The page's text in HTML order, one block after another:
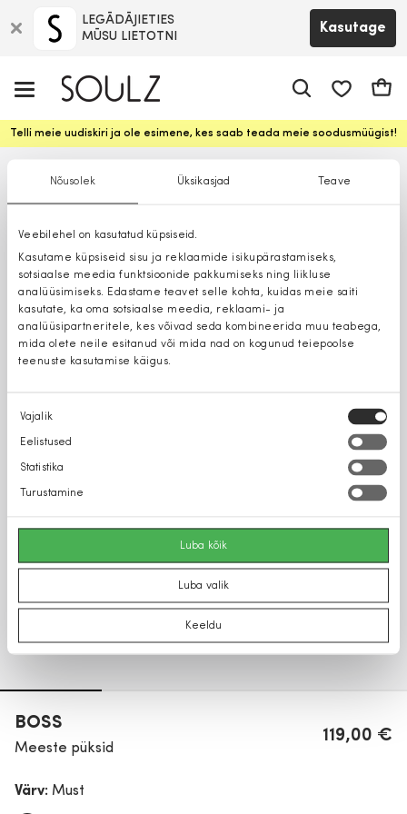
Nõusolek Üksikasjad Teave
Veebilehel on kasutatud küpsiseid.
Kasutame küpsiseid sisu ja reklaamide isikupärastamiseks,
sotsiaalse meedia funktsioonide pakkumiseks ning liikluse
analüüsimiseks. Edastame teavet selle kohta, kuidas meie saiti
kasutate, ka oma sotsiaalse meedia, reklaami- ja
analüüsipartneritele, kes võivad seda kombineerida muu teabega,
mida olete neile esitanud või mida nad on kogunud teiepoolse
teenuste kasutamise käigus.
Nõusoleku
valik
Vajalik
Eelistused
Statistika
Turustamine
Luba kõik
Luba valik
Keeldu
LEGĀDĀJIETIES
MŪSU LIETOTNI
Kasutage
Telli meie uudiskiri ja ole esimene, kes saab teada meie soodusmüügist!
BOSS
Meeste püksid
119,00 €
Värv: Must